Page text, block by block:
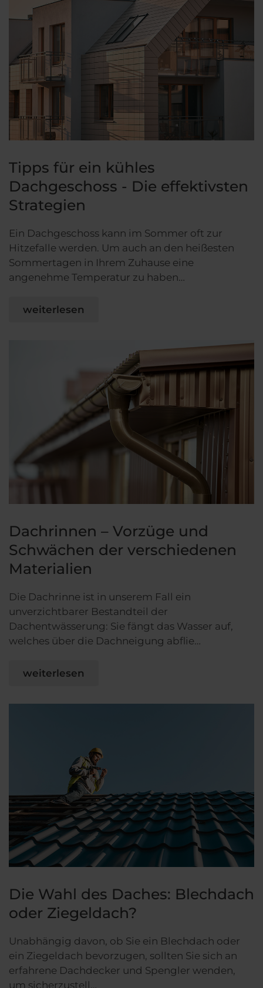
Tipps für ein kühles
Dachgeschoss - Die effektivsten
Strategien
Ein Dachgeschoss kann im Sommer oft zur
Hitzefalle werden. Um auch an den heißesten
Sommertagen in Ihrem Zuhause eine
angenehme Temperatur zu haben…
weiterlesen
Dachrinnen – Vorzüge und
Schwächen der verschiedenen
Materialien
Die Dachrinne ist in unserem Fall ein
unverzichtbarer Bestandteil der
Dachentwässerung: Sie fängt das Wasser auf,
welches über die Dachneigung abflie…
weiterlesen
Die Wahl des Daches: Blechdach
oder Ziegeldach?
Unabhängig davon, ob Sie ein Blechdach oder
ein Ziegeldach bevorzugen, sollten Sie sich an
erfahrene Dachdecker und Spengler wenden,
um sicherzustell…